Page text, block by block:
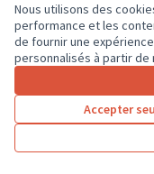
Nous utilisons des
performance et les
de fournir une
personnalisés à partir de
Accepter
Création
zones de jeux